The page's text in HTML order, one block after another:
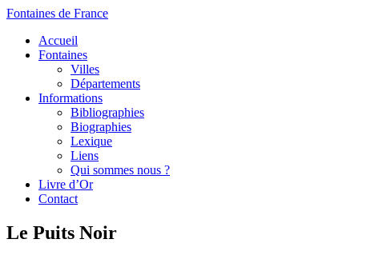
Fontaines de France
Accueil
Fontaines
Villes
Départements
Informations
Bibliographies
Biographies
Lexique
Liens
Qui sommes nous ?
Livre d’Or
Contact
Le Puits Noir